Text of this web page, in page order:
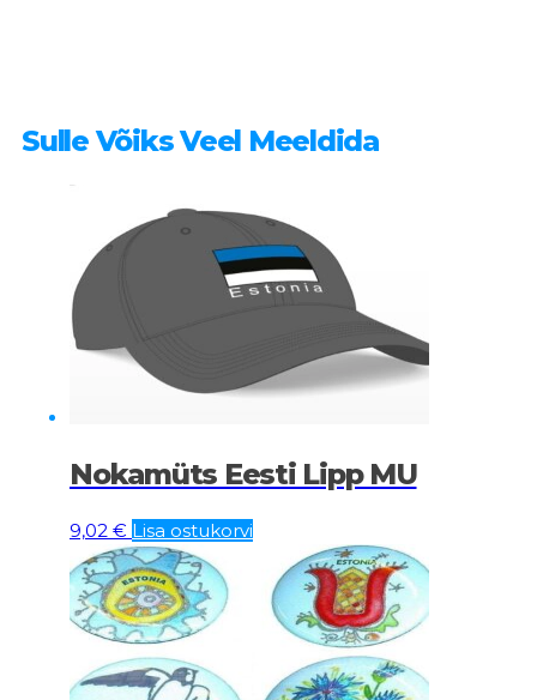
Sulle Võiks Veel Meeldida
Nokamüts Eesti Lipp MU
9,02 € Lisa ostukorvi